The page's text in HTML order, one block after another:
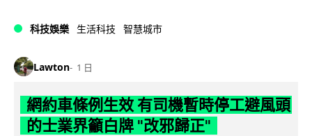
科技娛樂 生活科技 智慧城市
Lawton 1 日
網約車條例生效 有司機暫時停工避風頭
的士業界籲白牌 "改邪歸正"